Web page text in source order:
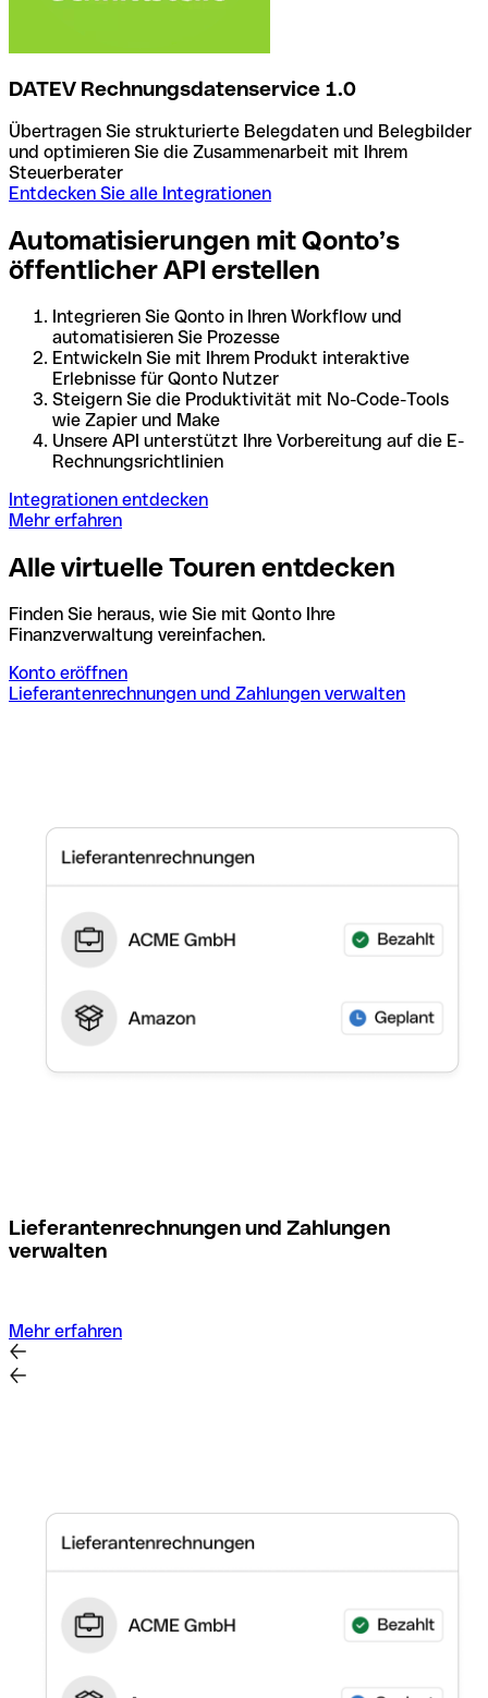
DATEV Rechnungsdatenservice 1.0
Übertragen Sie strukturierte Belegdaten und Belegbilder
und optimieren Sie die Zusammenarbeit mit Ihrem
Steuerberater
Entdecken Sie alle Integrationen
Automatisierungen mit Qonto’s
öffentlicher API erstellen
Integrieren Sie Qonto in Ihren Workflow und
automatisieren Sie Prozesse
Entwickeln Sie mit Ihrem Produkt interaktive
Erlebnisse für Qonto Nutzer
Steigern Sie die Produktivität mit No-Code-Tools
wie Zapier und Make
Unsere API unterstützt Ihre Vorbereitung auf die E-
Rechnungsrichtlinien
Integrationen entdecken
Mehr erfahren
Alle virtuelle Touren entdecken
Finden Sie heraus, wie Sie mit Qonto Ihre
Finanzverwaltung vereinfachen.
Konto eröffnen
Lieferantenrechnungen und Zahlungen verwalten
Lieferantenrechnungen und Zahlungen
verwalten
Mehr erfahren